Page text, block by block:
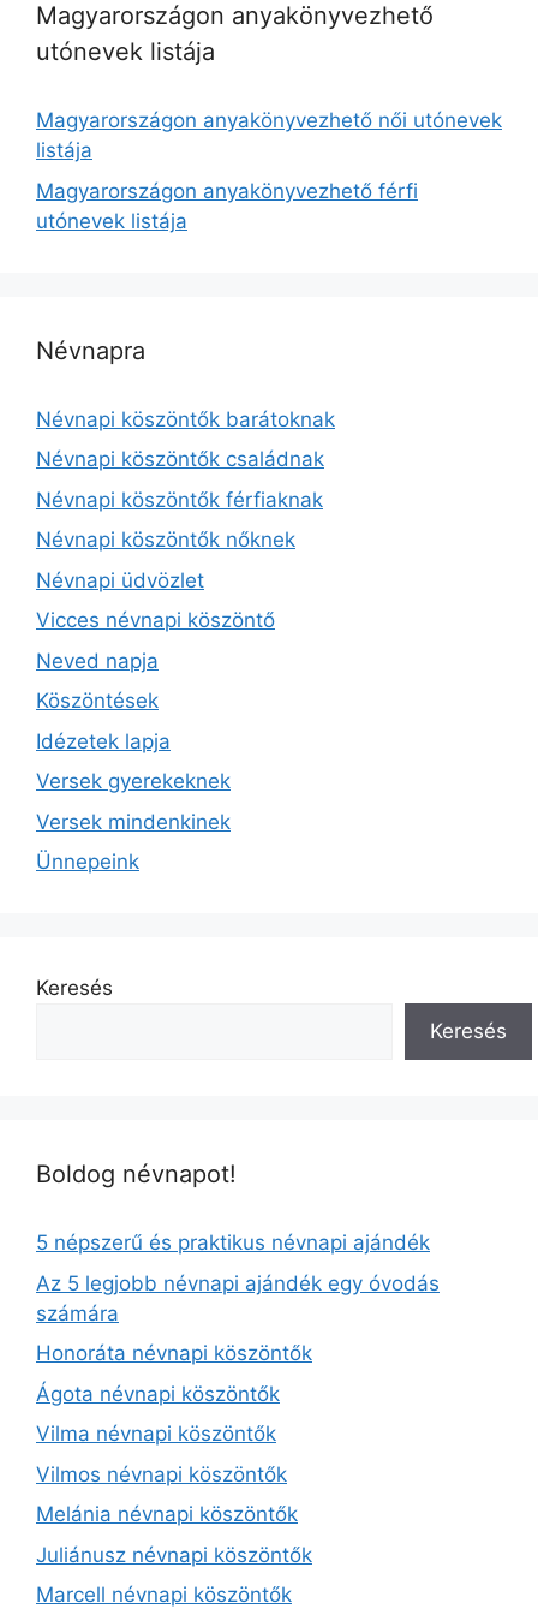
Magyarországon anyakönyvezhető
utónevek listája
Magyarországon anyakönyvezhető női utónevek
listája
Magyarországon anyakönyvezhető férfi
utónevek listája
Névnapra
Névnapi köszöntők barátoknak
Névnapi köszöntők családnak
Névnapi köszöntők férfiaknak
Névnapi köszöntők nőknek
Névnapi üdvözlet
Vicces névnapi köszöntő
Neved napja
Köszöntések
Idézetek lapja
Versek gyerekeknek
Versek mindenkinek
Ünnepeink
Keresés
Keresés
Boldog névnapot!
5 népszerű és praktikus névnapi ajándék
Az 5 legjobb névnapi ajándék egy óvodás
számára
Honoráta névnapi köszöntők
Ágota névnapi köszöntők
Vilma névnapi köszöntők
Vilmos névnapi köszöntők
Melánia névnapi köszöntők
Juliánusz névnapi köszöntők
Marcell névnapi köszöntők